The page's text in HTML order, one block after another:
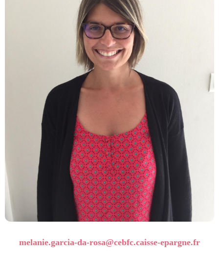
melanie.garcia-da-rosa@cebfc.caisse-epargne.fr